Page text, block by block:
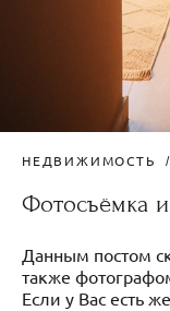
НЕДВИЖИМОСТЬ
Фотосъёмка
Данным постом
также
Если у Вас есть